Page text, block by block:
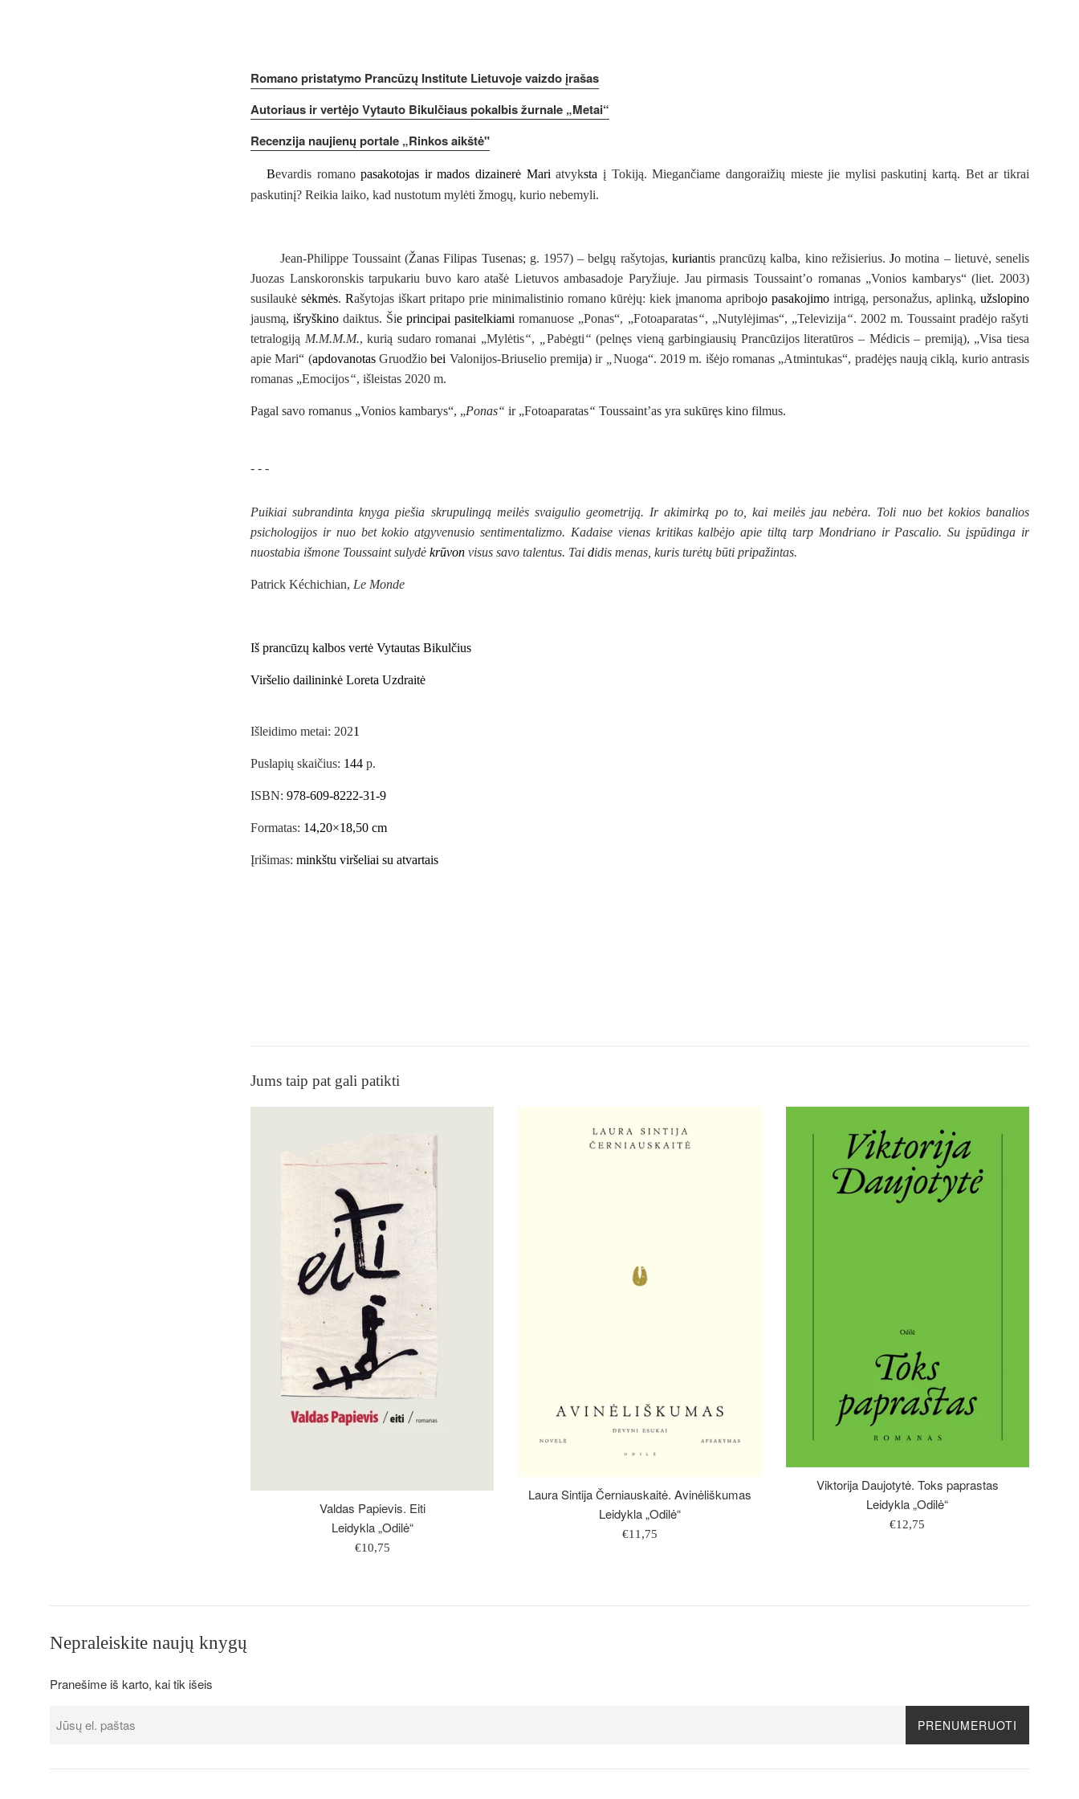
Romano pristatymo Prancūzų Institute Lietuvoje vaizdo įrašas
Autoriaus ir vertėjo Vytauto Bikulčiaus pokalbisžurnale „Metai“
Recenzija naujienų portale „Rinkos aikštė"
Bevardis romanopasakotojas ir mados dizainerė Mariatvykstaį Tokiją. Miegančiame dangoraižių mieste jie mylisi paskutinį kartą. Bet ar tikrai
paskutinį? Reikia laiko, kad nustotum mylėti žmogų, kurio nebemyli.
Jean-Philippe Toussaint(Žanas Filipas Tusenas; g. 1957) – belgų rašytojas, kuriantis prancūzų kalba, kino režisierius. Jo motina – lietuvė, senelis
Juozas Lanskoronskis tarpukariu buvo karo atašė Lietuvos ambasadoje Paryžiuje. Jau pirmasis Toussaint’o romanas „Vonios kambarys“(liet. 2003)
susilaukė sėkmės. Rašytojas iškart pritapo prie minimalistinio romano kūrėjų: kiek įmanoma apribojo pasakojimo intrigą, personažus, aplinką, užslopino
jausmą,išryškino daiktus. Šie principai pasitelkiami romanuose „Ponas“, „Fotoaparatas“, „Nutylėjimas“, „Televizija“. 2002 m. Toussaint pradėjo rašyti
tetralogiją M.M.M.M., kurią sudaro romanai „Mylėtis“, Pabėgti“(pelnęs vieną garbingiausių Prancūzijos literatūros – Médicis – premiją), „Visa tiesa
apie Mari“ (apdovanotasGruodžiobei Valonijos-Briuselio premija) ir„ Nuoga“. 2019 m. išėjo romanas „Atmintukas“, pradėjęs naują ciklą, kurio antrasis
romanas „Emocijos“, išleistas 2020 m.
Pagal savo romanus „Vonios kambarys“, „Ponas“ ir „Fotoaparatas“ Toussaint’as yra sukūręs kino filmus.
- - -
Puikiai subrandinta knyga piešia skrupulingą meilės svaigulio geometriją. Ir akimirką po to, kai meilės jau nebėra. Toli nuo bet kokios banalios
psichologijos ir nuo bet kokio atgyvenusio sentimentalizmo. Kadaise vienas kritikas kalbėjo apie tiltą tarp Mondriano ir Pascalio. Su įspūdinga ir
nuostabia išmone Toussaint sulydė krūvon visus savo talentus. Tai didis menas, kuris turėtų būti pripažintas.
Patrick Kéchichian, Le Monde
Iš prancūzų kalbos vertė Vytautas Bikulčius
Viršelio dailininkė Loreta Uzdraitė
Išleidimo metai: 2021
Puslapių skaičius: 144 p.
ISBN: 978-609-8222-31-9
Formatas: 14,20×18,50 cm
Įrišimas: minkštu viršeliai su atvartais
Jums taip pat gali patikti
Valdas Papievis. Eiti
Leidykla „Odilė“
Įprasta
€10,75
Laura Sintija Černiauskaitė. Avinėliškumas
Leidykla „Odilė“
Įprasta
€11,75
Viktorija Daujotytė. Toks paprastas
Leidykla „Odilė“
Įprasta
€12,75
Nepraleiskite naujų knygų
Pranešime iš karto, kai tik išeis
PRENUMERUOTI